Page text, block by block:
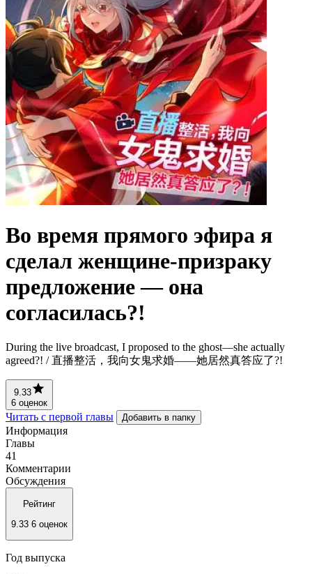
Во время прямого эфира я
сделал женщине-призраку
предложение — она
согласилась?!
During the live broadcast, I proposed to the ghost—she actually
agreed?! / 直播整活，我向女鬼求婚——她居然真答应了?!
9.33
6 оценок
Читать с первой главы Добавить в папку
Информация
Главы
41
Комментарии
Обсуждения
Рейтинг
9.33 6 оценок
Год выпуска